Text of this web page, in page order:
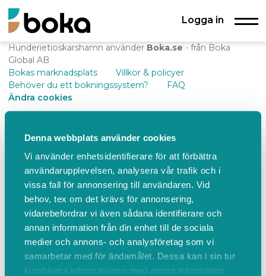
Denna webbplats använder cookies
Vi använder enhetsidentifierare för att förbättra
användarupplevelsen, analysera vår trafik och i
vissa fall för annonsering till användaren. Vid
behov, tex om det krävs för annonsering,
vidarebefordrar vi även sådana identifierare och
annan information från din enhet till de sociala
medier och annons- och analysföretag som vi
samarbetar med för ändamålet. Dessa kan i sin tur
kombinera informationen med annan information
Logga in
Hunderietioskarshamn använder Boka.se - från Boka
Global AB
Bokas marknadsplats
Villkor & policyer
Behöver du ett bokningssystem?
FAQ
Ändra cookies